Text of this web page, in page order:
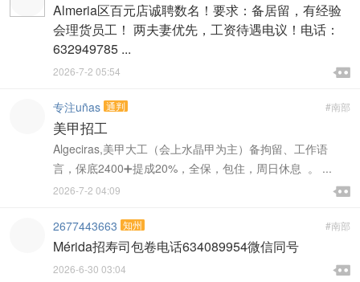
Almeria区百元店诚聘数名！要求：备居留，有经验
会理货员工！ 两夫妻优先，工资待遇电议！电话：
632949785 ...

2026-7-2 05:54 
#南部
专注uñas 通判
美甲招工
Algeciras,美甲大工（会上水晶甲为主）备拘留、工作语
言，保底2400➕提成20%，全保，包住，周日休息 。 ...

2026-7-2 04:09 
#南部
2677443663 知州
Mérida招寿司包卷电话634089954微信同号

2026-6-30 03:04 